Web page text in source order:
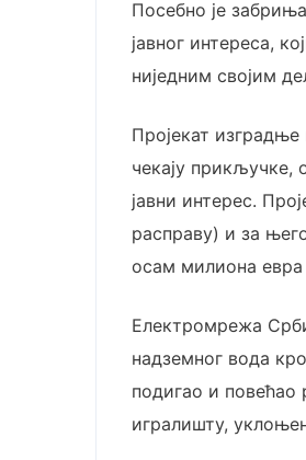
Посебно је
јавног интереса,
ниједним својим
Пројекат
чекају прикључке,
јавни интерес.
расправу) и за
осам милиона евра
Електромрежа
надземног вода
подигао и повећао
игралишту,